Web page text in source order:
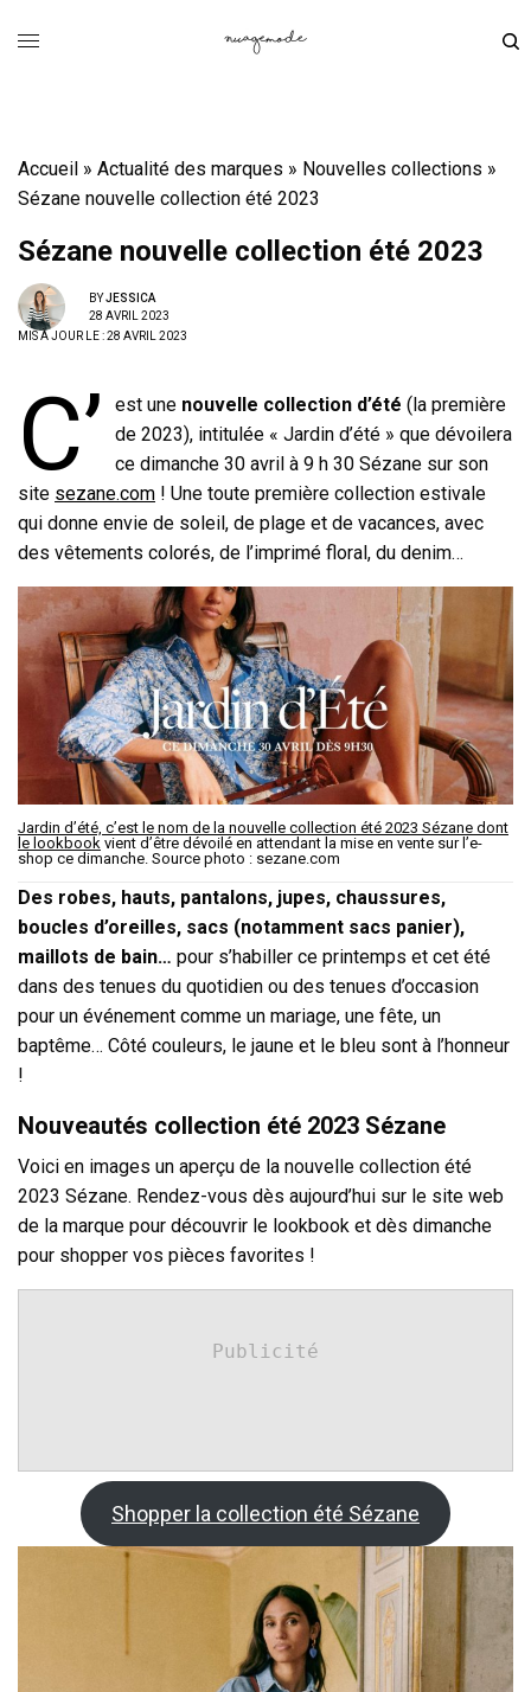
Accueil »Actualité des marques » Nouvelles collections »
Sézane nouvelle collection été 2023
Sézane nouvelle collection été 2023
BYJESSICA
28 AVRIL 2023
MIS À JOUR LE : 28 AVRIL 2023
C’ est une nouvelle collection d’été (la première
de 2023), intitulée « Jardin d’été » que dévoilera
ce dimanche 30 avril à 9 h 30 Sézane sur son
site sezane.com ! Une toute première collection estivale
qui donne envie de soleil, de plage et de vacances, avec
des vêtements colorés, de l’imprimé floral, du denim…
Jardin d’été, c’est le nom de la nouvelle collection été 2023 Sézane dont
le lookbook vient d’être dévoilé en attendant la mise en vente sur l’e-
shop ce dimanche. Source photo : sezane.com
Des robes, hauts, pantalons, jupes, chaussures,
boucles d’oreilles, sacs (notamment sacs panier),
maillots de bain…pour s’habiller ce printemps et cet été
dans des tenues du quotidien ou des tenues d’occasion
pour un événement comme un mariage, une fête, un
baptême… Côté couleurs, le jaune et le bleu sont à l’honneur
!
Nouveautés collection été 2023 Sézane
Voici en images un aperçu de la nouvelle collection été
2023 Sézane. Rendez-vous dès aujourd’hui sur le site web
de la marque pour découvrir le lookbook et dès dimanche
pour shopper vos pièces favorites !
Publicité
Shopper la collection été Sézane